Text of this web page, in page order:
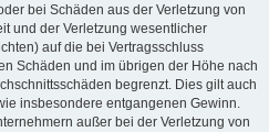
bei Schäden aus der Verletzung von
und der Verletzung wesentlicher
auf die bei Vertragsschluss
Schäden und im übrigen der Höhe nach
begrenzt. Dies gilt auch
insbesondere entgangenen Gewinn.
außer bei der Verletzung von